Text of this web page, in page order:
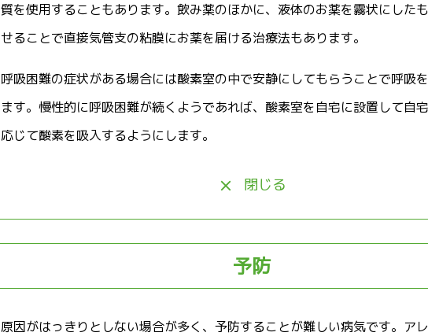
質を使用することもあります。飲み薬のほかに、液体のお薬を霧状にした
せることで直接気管支の粘膜にお薬を届ける治療法もあります。
呼吸困難の症状がある場合には酸素室の中で安静にしてもらうことで呼吸
ます。慢性的に呼吸困難が続くようであれば、酸素室を自宅に設置して自
応じて酸素を吸入するようにします。
閉じる
予防
原因がはっきりとしない場合が多く、予防することが難しい病気です。ア